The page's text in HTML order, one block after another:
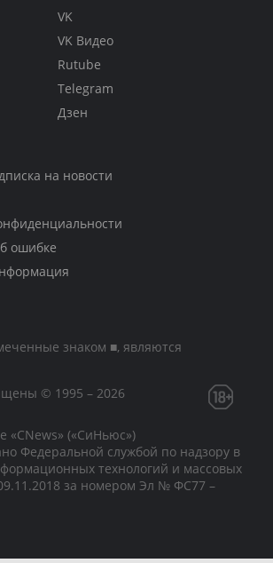
VK
VK Видео
Rutube
Telegram
Дзен
на новости
ошибке
знаком ■, являются
© 1995 – 2026
«CNews» («СиНьюс»)
Федеральной службой по надзору в
технологий и массовых
за номером Эл № ФС77 –